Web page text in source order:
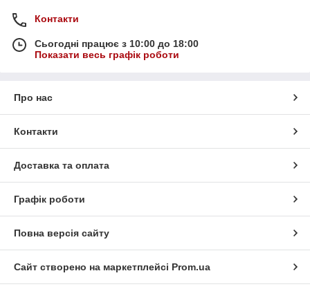
Контакти
Сьогодні працює з 10:00 до 18:00
Показати весь графік роботи
Про нас
Контакти
Доставка та оплата
Графік роботи
Повна версія сайту
Сайт створено на маркетплейсі Prom.ua